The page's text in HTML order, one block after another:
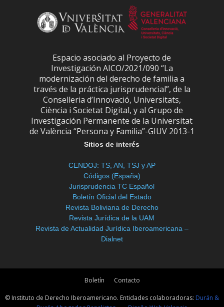
Espacio asociado al Proyecto de
Investigación AICO/2021/090 “La
modernización del derecho de familia a
través de la práctica jurisprudencial”, de la
Conselleria d’Innovació, Universitats,
Ciència i Societat Digital, y al Grupo de
Investigación Permanente de la Universitat
de València “Persona y Familia”-GIUV 2013-1
Sitios de interés
CENDOJ: TS, AN, TSJ y AP
Códigos (España)
Jurisprudencia TC Español
Boletín Oficial del Estado
Revista Boliviana de Derecho
Revista Jurídica de la UAM
Revista de Actualidad Jurídica Iberoamericana –
Dialnet
Boletín Contacto
© Instituto de Derecho Iberoamericano. Entidades colaboradoras: Durán &